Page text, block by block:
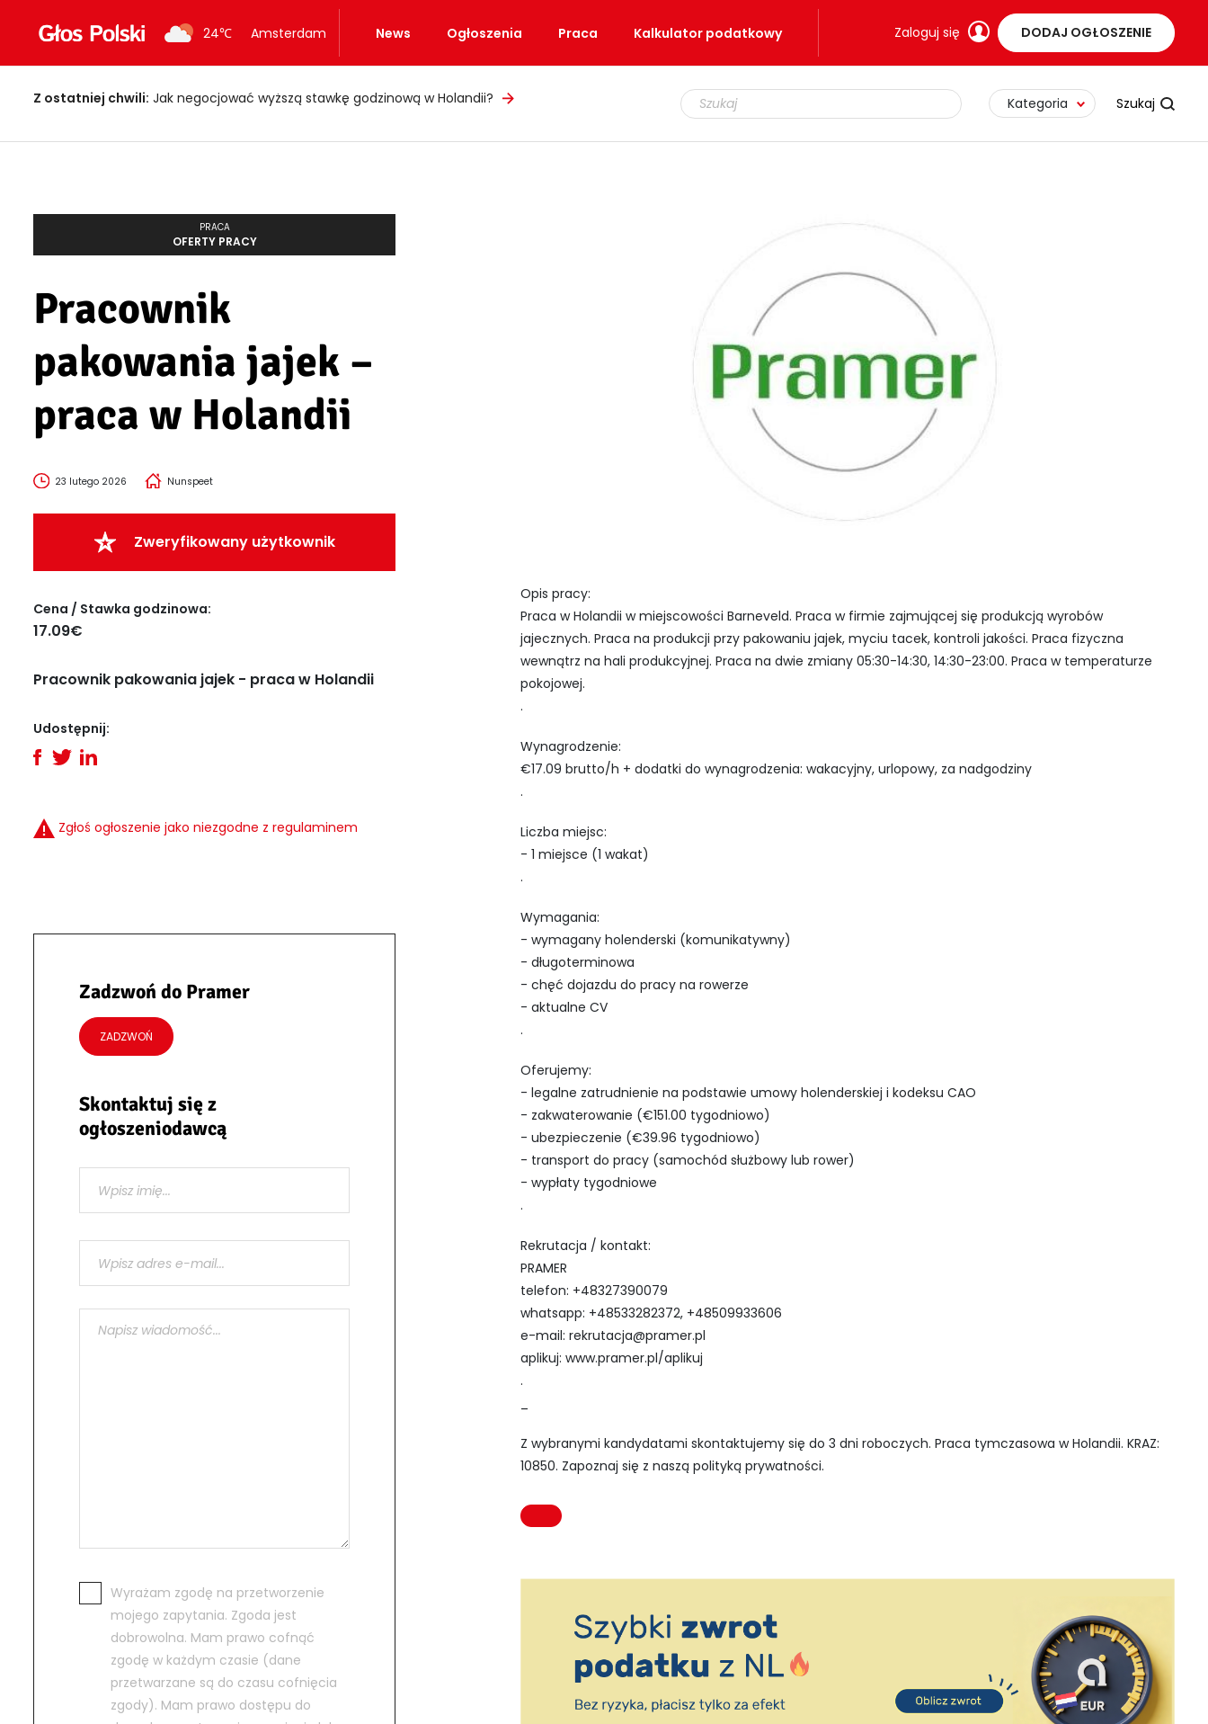
24℃ Amsterdam News Ogłoszenia Praca Kalkulator podatkowy Zaloguj się DODAJ OGŁOSZENIE
Z ostatniej chwili: Jak negocjować wyższą stawkę godzinową w Holandii? Kategoria
PRACA
OFERTY PRACY
Pracownik
pakowania jajek –
praca w Holandii
23 lutego 2026 Nunspeet
Zweryfikowany użytkownik
Cena / Stawka godzinowa:
17.09€
Pracownik pakowania jajek - praca w Holandii
Udostępnij:
Zgłoś ogłoszenie jako niezgodne z regulaminem
Zadzwoń do Pramer
ZADZWOŃ
Skontaktuj się z
ogłoszeniodawcą
Wyrażam zgodę na przetworzenie
mojego zapytania. Zgoda jest
dobrowolna. Mam prawo cofnąć
zgodę w każdym czasie (dane
przetwarzane są do czasu cofnięcia
zgody). Mam prawo dostępu do
Opis pracy:
Praca w Holandii w miejscowości Barneveld. Praca w firmie zajmującej się produkcją wyrobów
jajecznych. Praca na produkcji przy pakowaniu jajek, myciu tacek, kontroli jakości. Praca fizyczna
wewnątrz na hali produkcyjnej. Praca na dwie zmiany 05:30-14:30, 14:30-23:00. Praca w temperaturze
pokojowej.
.
Wynagrodzenie:
€17.09 brutto/h + dodatki do wynagrodzenia: wakacyjny, urlopowy, za nadgodziny
.
Liczba miejsc:
- 1 miejsce (1 wakat)
.
Wymagania:
- wymagany holenderski (komunikatywny)
- długoterminowa
- chęć dojazdu do pracy na rowerze
- aktualne CV
.
Oferujemy:
- legalne zatrudnienie na podstawie umowy holenderskiej i kodeksu CAO
- zakwaterowanie (€151.00 tygodniowo)
- ubezpieczenie (€39.96 tygodniowo)
- transport do pracy (samochód służbowy lub rower)
- wypłaty tygodniowe
.
Rekrutacja / kontakt:
PRAMER
telefon: +48327390079
whatsapp: +48533282372, +48509933606
e-mail: rekrutacja@pramer.pl
aplikuj: www.pramer.pl/aplikuj
.
Z wybranymi kandydatami skontaktujemy się do 3 dni roboczych. Praca tymczasowa w Holandii. KRAZ:
10850. Zapoznaj się z naszą polityką prywatności.